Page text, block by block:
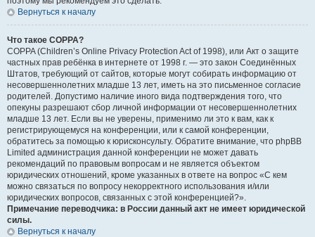
Вернуться к началу
Что такое COPPA?
COPPA (Children’s Online Privacy Protection Act of 1998), или Акт о защите
частных прав ребёнка в интернете от 1998 г. — это закон Соединённых
Штатов, требующий от сайтов, которые могут собирать информацию от
несовершеннолетних младше 13 лет, иметь на это письменное согласие
родителей. Допустимо наличие иного вида подтверждения того, что
опекуны разрешают сбор личной информации от несовершеннолетних
младше 13 лет. Если вы не уверены, применимо ли это к вам, как к
регистрирующемуся на конференции, или к самой конференции,
обратитесь за помощью к юрисконсульту. Обратите внимание, что phpBB
Limited администрация данной конференции не может давать
рекомендаций по правовым вопросам и не является объектом
юридических отношений, кроме указанных в ответе на вопрос «С кем
можно связаться по вопросу некорректного использования и/или
юридических вопросов, связанных с этой конференцией?».
Примечание переводчика: в России данный акт не имеет юридической
силы.
Вернуться к началу